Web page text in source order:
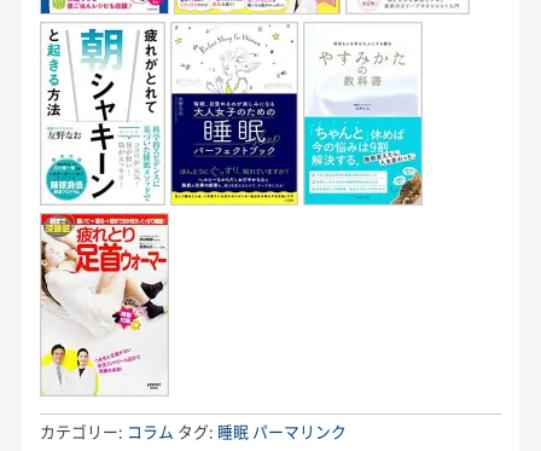
カテゴリー: コラム タグ: 睡眠 パーマリンク